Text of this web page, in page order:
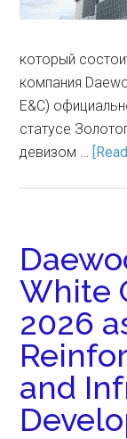
который
компания
E&C)
статусе
девизом …
White
2026
and